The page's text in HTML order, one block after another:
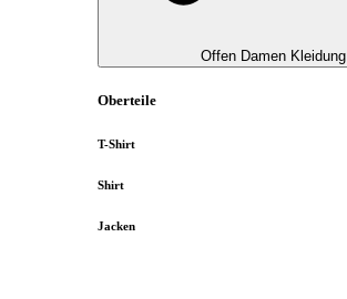
Offen Damen Kleidung
Oberteile
T-Shirt
Shirt
Jacken